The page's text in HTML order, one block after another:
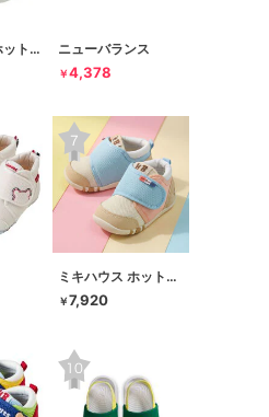
ミキハウス ホットビスケッツ ニューバランス
￥4,378
ミキハウス ホットビスケッツ
￥7,920